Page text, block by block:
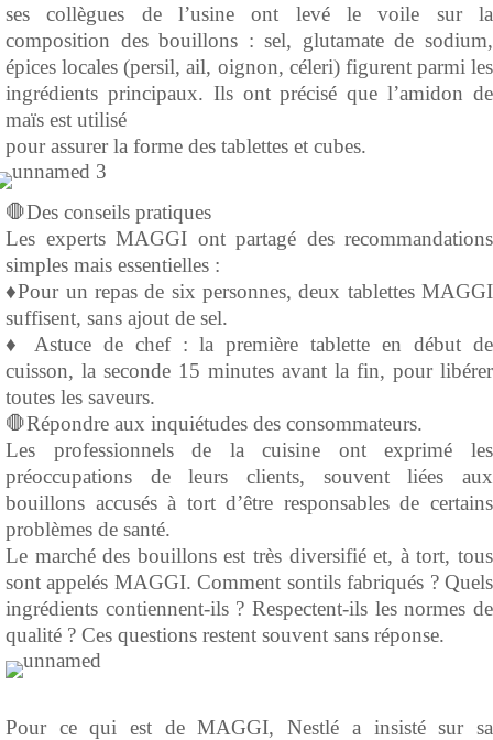
ses collègues de l’usine ont levé le voile sur la
composition des bouillons : sel, glutamate de sodium,
épices locales (persil, ail, oignon, céleri) figurent parmi les
ingrédients principaux. Ils ont précisé que l’amidon de
maïs est utilisé
pour assurer la forme des tablettes et cubes.
🛑Des conseils pratiques
Les experts MAGGI ont partagé des recommandations
simples mais essentielles :
♦️Pour un repas de six personnes, deux tablettes MAGGI
suffisent, sans ajout de sel.
♦️ Astuce de chef : la première tablette en début de
cuisson, la seconde 15 minutes avant la fin, pour libérer
toutes les saveurs.
🛑Répondre aux inquiétudes des consommateurs.
Les professionnels de la cuisine ont exprimé les
préoccupations de leurs clients, souvent liées aux
bouillons accusés à tort d’être responsables de certains
problèmes de santé.
Le marché des bouillons est très diversifié et, à tort, tous
sont appelés MAGGI. Comment sontils fabriqués ? Quels
ingrédients contiennent-ils ? Respectent-ils les normes de
qualité ? Ces questions restent souvent sans réponse.
Pour ce qui est de MAGGI, Nestlé a insisté sur sa